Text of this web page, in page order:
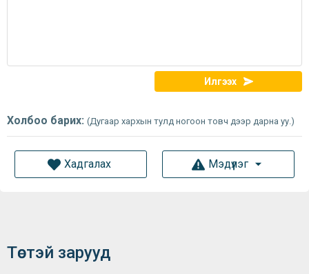
Илгээх
Холбоо барих: (Дугаар хархын тулд ногоон товч дээр дарна уу.)
Хадгалах Мэдүүлэг
Төстэй зарууд